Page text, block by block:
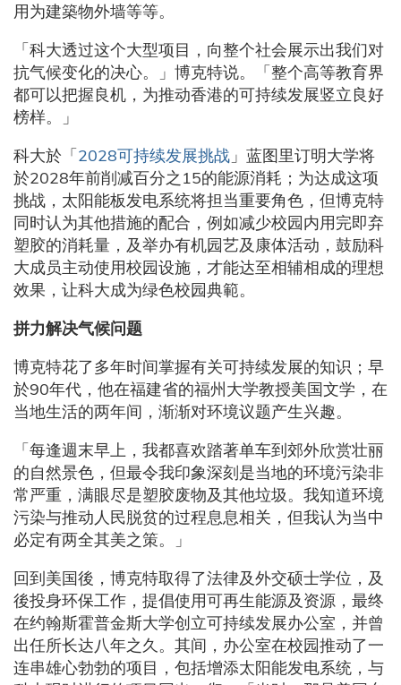
用为建築物外墙等等。
「科大透过这个大型项目，向整个社会展示出我们对
抗气候变化的决心。」博克特说。「整个高等教育界
都可以把握良机，为推动香港的可持续发展竖立良好
榜样。」
科大於「2028可持续发展挑战 」蓝图里订明大学将
於2028年前削减百分之15的能源消耗；为达成这项
挑战，太阳能板发电系统将担当重要角色，但博克特
同时认为其他措施的配合，例如减少校园内用完即弃
塑胶的消耗量，及举办有机园艺及康体活动，鼓励科
大成员主动使用校园设施，才能达至相辅相成的理想
效果，让科大成为绿色校园典範。
拼力解决气候问题
博克特花了多年时间掌握有关可持续发展的知识；早
於90年代，他在福建省的福州大学教授美国文学，在
当地生活的两年间，渐渐对环境议题产生兴趣。
「每逢週末早上，我都喜欢踏著单车到郊外欣赏壮丽
的自然景色，但最令我印象深刻是当地的环境污染非
常严重，满眼尽是塑胶废物及其他垃圾。我知道环境
污染与推动人民脱贫的过程息息相关，但我认为当中
必定有两全其美之策。」
回到美国後，博克特取得了法律及外交硕士学位，及
後投身环保工作，提倡使用可再生能源及资源，最终
在约翰斯霍普金斯大学创立可持续发展办公室，并曾
出任所长达八年之久。其间，办公室在校园推动了一
连串雄心勃勃的项目，包括增添太阳能发电系统，与